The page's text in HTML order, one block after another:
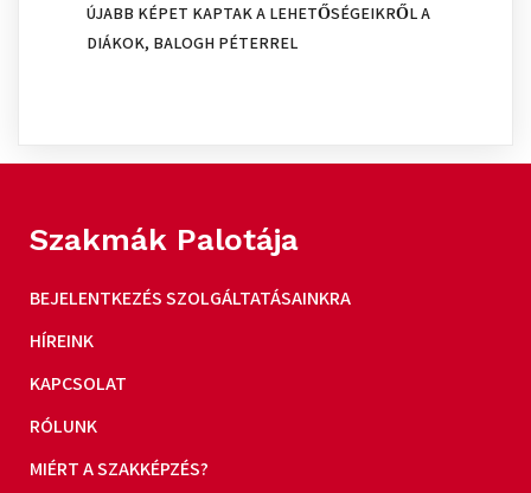
ÚJABB KÉPET KAPTAK A LEHETŐSÉGEIKRŐL A
DIÁKOK, BALOGH PÉTERREL
Szakmák Palotája
BEJELENTKEZÉS SZOLGÁLTATÁSAINKRA
HÍREINK
KAPCSOLAT
RÓLUNK
MIÉRT A SZAKKÉPZÉS?